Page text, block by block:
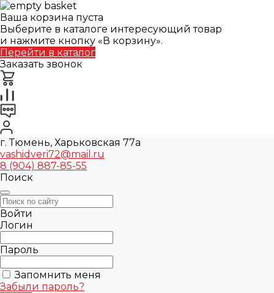
Ваша корзина пуста
Выберите в каталоге интересующий товар
и нажмите кнопку «В корзину».
Перейти в каталог
Заказать звонок
г. Тюмень, Харьковская 77а
vashidveri72@mail.ru
8 (904) 887-85-55
Поиск
Войти
Логин
Пароль
Запомнить меня
Забыли пароль?